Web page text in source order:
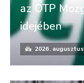
az OTP
idejében
2026.